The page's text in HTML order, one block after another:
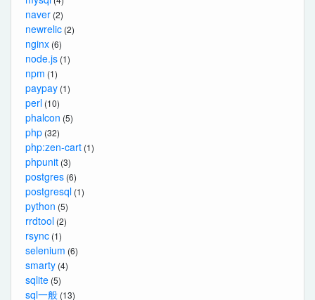
naver (2)
newrelic (2)
nginx (6)
node.js (1)
npm (1)
paypay (1)
perl (10)
phalcon (5)
php (32)
php:zen-cart (1)
phpunit (3)
postgres (6)
postgresql (1)
python (5)
rrdtool (2)
rsync (1)
selenium (6)
smarty (4)
sqlite (5)
sql一般 (13)